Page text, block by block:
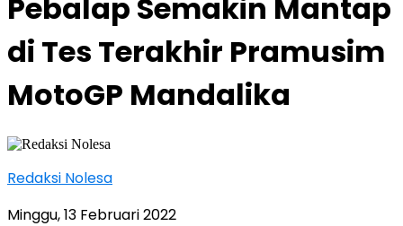
Pebalap Semakin Mantap
di Tes Terakhir Pramusim
MotoGP Mandalika
Redaksi Nolesa
Minggu, 13 Februari 2022